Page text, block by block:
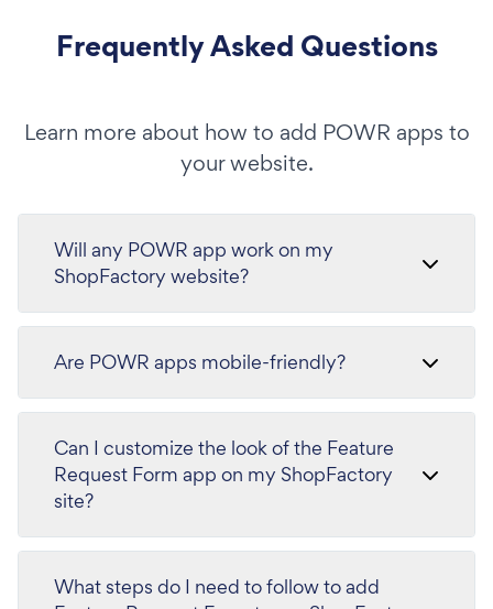
Frequently Asked Questions
Learn more about how to add POWR apps to
your website.
Will any POWR app work on my
ShopFactory website?
Are POWR apps mobile-friendly?
Can I customize the look of the Feature
Request Form app on my ShopFactory
site?
What steps do I need to follow to add